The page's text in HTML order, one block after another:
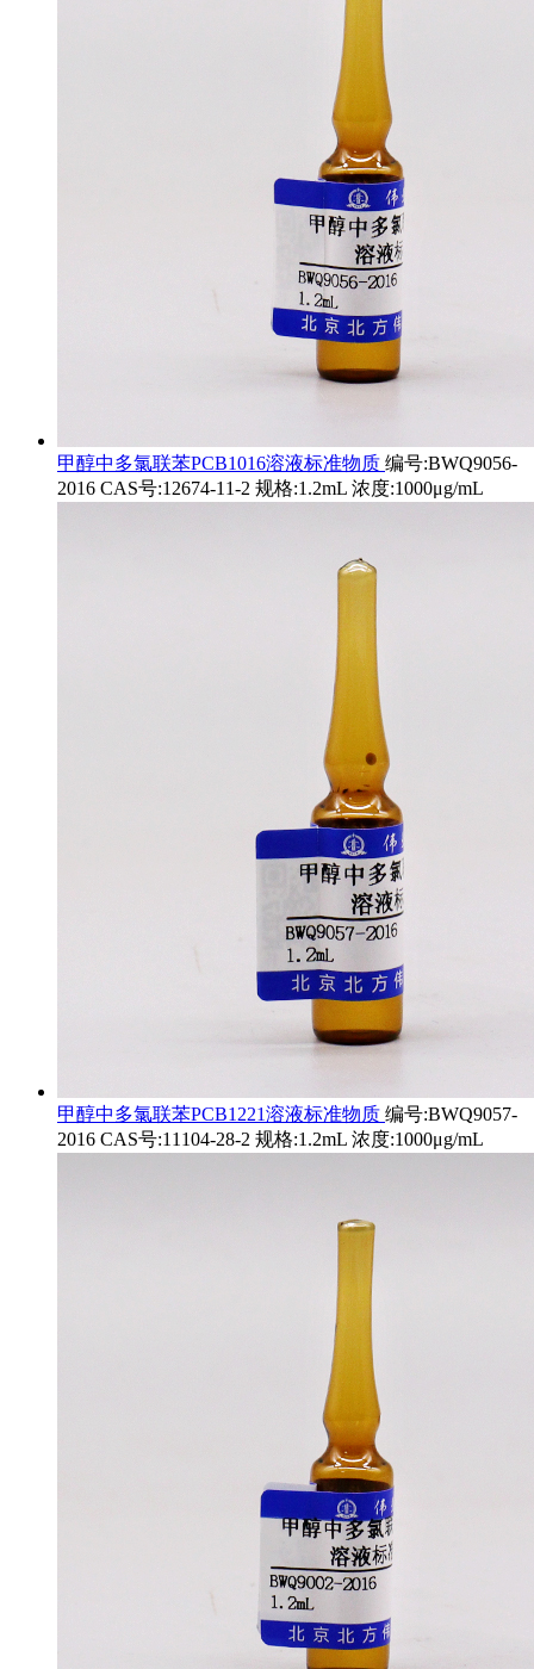
甲醇中多氯联苯PCB1016溶液标准物质 编号:BWQ9056-
2016 CAS号:12674-11-2 规格:1.2mL 浓度:1000μg/mL
甲醇中多氯联苯PCB1221溶液标准物质 编号:BWQ9057-
2016 CAS号:11104-28-2 规格:1.2mL 浓度:1000μg/mL